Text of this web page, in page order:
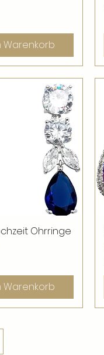
Warenkorb
Ohrringe
Warenkorb